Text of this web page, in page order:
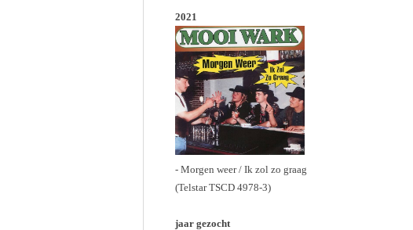
2021
- Morgen weer / Ik zol zo graag
(Telstar TSCD 4978-3)
jaar gezocht